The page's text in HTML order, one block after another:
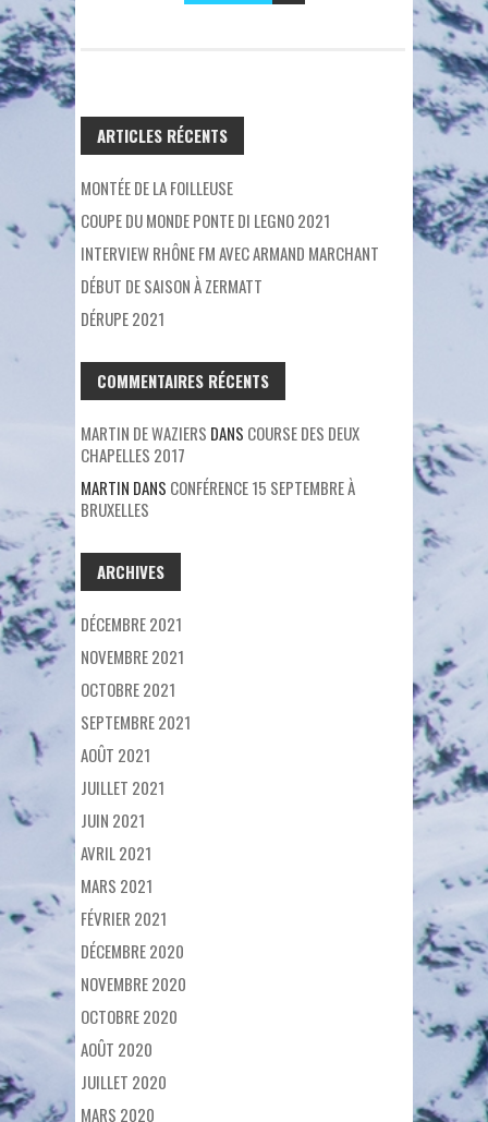
ARTICLES RÉCENTS
MONTÉE DE LA FOILLEUSE
COUPE DU MONDE PONTE DI LEGNO 2021
INTERVIEW RHÔNE FM AVEC ARMAND MARCHANT
DÉBUT DE SAISON À ZERMATT
DÉRUPE 2021
COMMENTAIRES RÉCENTS
MARTIN DE WAZIERS DANS COURSE DES DEUX
CHAPELLES 2017
MARTIN DANS CONFÉRENCE 15 SEPTEMBRE À
BRUXELLES
ARCHIVES
DÉCEMBRE 2021
NOVEMBRE 2021
OCTOBRE 2021
SEPTEMBRE 2021
AOÛT 2021
JUILLET 2021
JUIN 2021
AVRIL 2021
MARS 2021
FÉVRIER 2021
DÉCEMBRE 2020
NOVEMBRE 2020
OCTOBRE 2020
AOÛT 2020
JUILLET 2020
MARS 2020